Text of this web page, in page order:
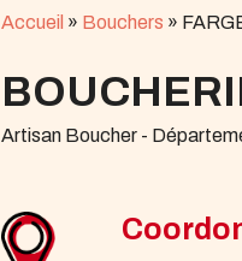
Accueil » Bouchers »
Artisan Boucher -